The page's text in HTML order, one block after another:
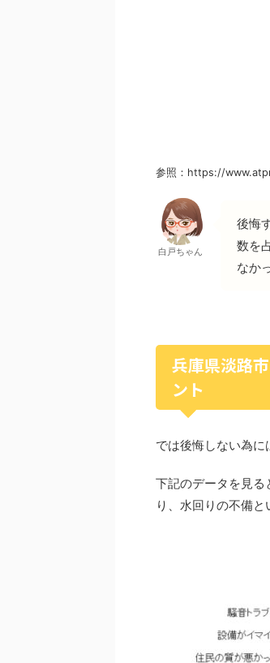
参照：https://
白戸ちゃん
後悔
数を
なか
兵庫県淡路
ント
では後悔しない為に
下記のデータを見る
り、水回りの不備と